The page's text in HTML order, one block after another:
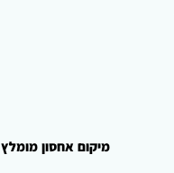
מיקום אחסון מומלץ